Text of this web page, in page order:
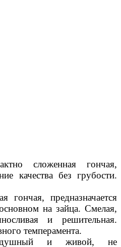
сложенная гончая,
качества без грубости.
гончая, предназначается
на зайца. Смелая,
и решительная.
темперамента.
и живой, не